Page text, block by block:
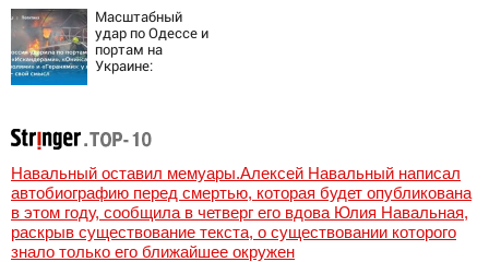
ответила Россия,
полный разбор
провала операции
Украины от
военкора Коца
Масштабный
удар по Одессе и
портам на
Украине:
ударах России 9
августа 2026 года
Навальный оставил мемуары.Алексей Навальный написал
автобиографию перед смертью, которая будет опубликована
в этом году, сообщила в четверг его вдова Юлия Навальная,
раскрыв существование текста, о существовании которого
знало только его ближайшее окружен